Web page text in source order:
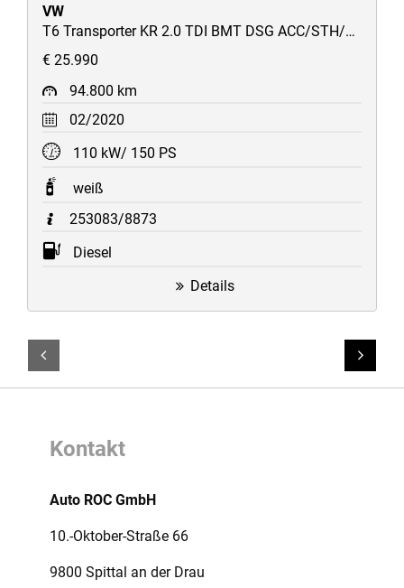
VW
T6 Transporter KR 2.0 TDI BMT DSG ACC/STH/AppConnect/uvm
€ 25.990
94.800 km
02/2020
110 kW/ 150 PS
weiß
253083/8873
Diesel
Details
Kontakt
Auto ROC GmbH
10.-Oktober-Straße 66
9800 Spittal an der Drau